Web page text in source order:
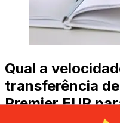
Qual a
transferência
Premier EUR